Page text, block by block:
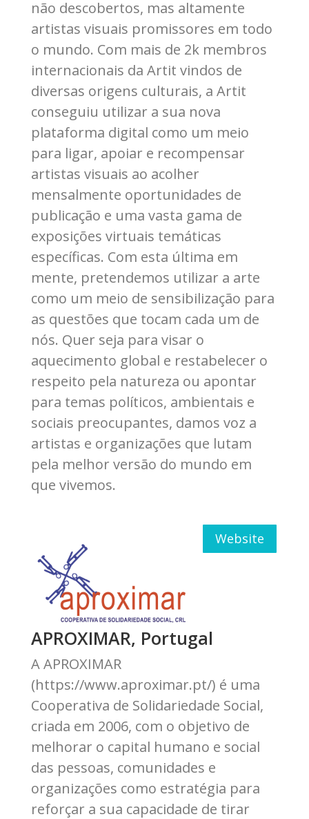
não descobertos, mas altamente
artistas visuais promissores em todo
o mundo. Com mais de 2k membros
internacionais da Artit vindos de
diversas origens culturais, a Artit
conseguiu utilizar a sua nova
plataforma digital como um meio
para ligar, apoiar e recompensar
artistas visuais ao acolher
mensalmente oportunidades de
publicação e uma vasta gama de
exposições virtuais temáticas
específicas. Com esta última em
mente, pretendemos utilizar a arte
como um meio de sensibilização para
as questões que tocam cada um de
nós. Quer seja para visar o
aquecimento global e restabelecer o
respeito pela natureza ou apontar
para temas políticos, ambientais e
sociais preocupantes, damos voz a
artistas e organizações que lutam
pela melhor versão do mundo em
que vivemos.
Website
APROXIMAR, Portugal
A APROXIMAR
(https://www.aproximar.pt/) é uma
Cooperativa de Solidariedade Social,
criada em 2006, com o objetivo de
melhorar o capital humano e social
das pessoas, comunidades e
organizações como estratégia para
reforçar a sua capacidade de tirar